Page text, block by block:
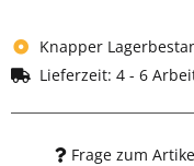
Knapper
Lieferzeit: 4 - 6
Frage zum